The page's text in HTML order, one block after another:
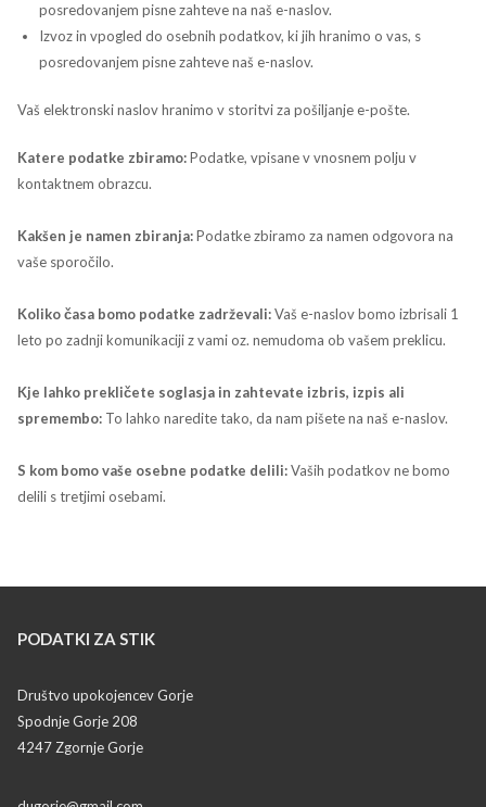
posredovanjem pisne zahteve na naš e-naslov.
Izvoz in vpogled do osebnih podatkov, ki jih hranimo o vas, s
posredovanjem pisne zahteve naš e-naslov.
Vaš elektronski naslov hranimo v storitvi za pošiljanje e-pošte.
Katere podatke zbiramo:Podatke, vpisane v vnosnem polju v
kontaktnem obrazcu.
Kakšen je namen zbiranja:Podatke zbiramo za namen odgovora na
vaše sporočilo.
Koliko časa bomo podatke zadrževali:Vaš e-naslov bomo izbrisali 1
leto po zadnji komunikaciji z vami oz. nemudoma ob vašem preklicu.
Kje lahko prekličete soglasja in zahtevate izbris, izpis ali
spremembo: To lahko naredite tako, da nam pišete na naš e-naslov.
S kom bomo vaše osebne podatke delili:Vaših podatkov ne bomo
delili s tretjimi osebami.
PODATKI ZA STIK
Društvo upokojencev Gorje
Spodnje Gorje 208
4247 Zgornje Gorje